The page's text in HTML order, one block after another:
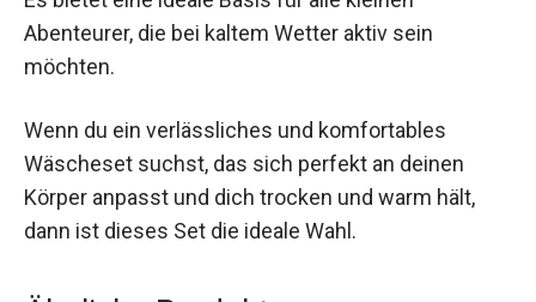
Es bietet eine ideale Basis für alle kleinen
Abenteurer, die bei kaltem Wetter aktiv sein
möchten.
Wenn du ein verlässliches und komfortables
Wäscheset suchst, das sich perfekt an deinen
Körper anpasst und dich trocken und warm hält,
dann ist dieses Set die ideale Wahl.